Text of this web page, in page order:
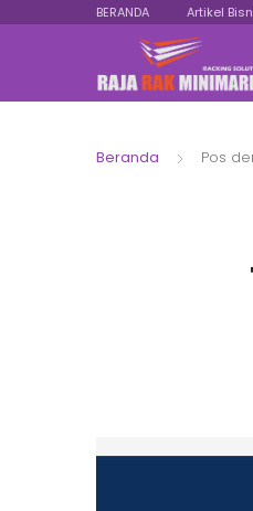
BERANDA Artikel
Beranda Pos